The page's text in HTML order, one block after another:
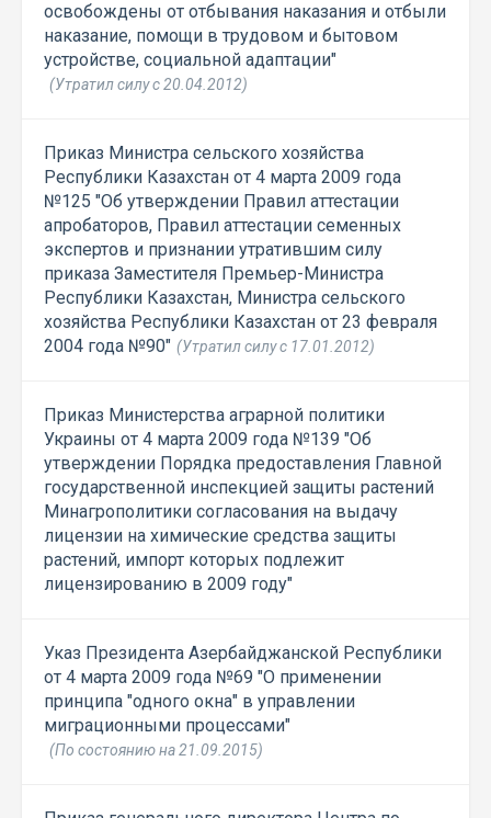
освобождены от отбывания наказания и отбыли
наказание, помощи в трудовом и бытовом
устройстве, социальной адаптации"
(Утратил силу с 20.04.2012)
Приказ Министра сельского хозяйства
Республики Казахстан от 4 марта 2009 года
№125 "Об утверждении Правил аттестации
апробаторов, Правил аттестации семенных
экспертов и признании утратившим силу
приказа Заместителя Премьер-Министра
Республики Казахстан, Министра сельского
хозяйства Республики Казахстан от 23 февраля
2004 года №90" (Утратил силу с 17.01.2012)
Приказ Министерства аграрной политики
Украины от 4 марта 2009 года №139 "Об
утверждении Порядка предоставления Главной
государственной инспекцией защиты растений
Минагрополитики согласования на выдачу
лицензии на химические средства защиты
растений, импорт которых подлежит
лицензированию в 2009 году"
Указ Президента Азербайджанской Республики
от 4 марта 2009 года №69 "О применении
принципа "одного окна" в управлении
миграционными процессами"
(По состоянию на 21.09.2015)